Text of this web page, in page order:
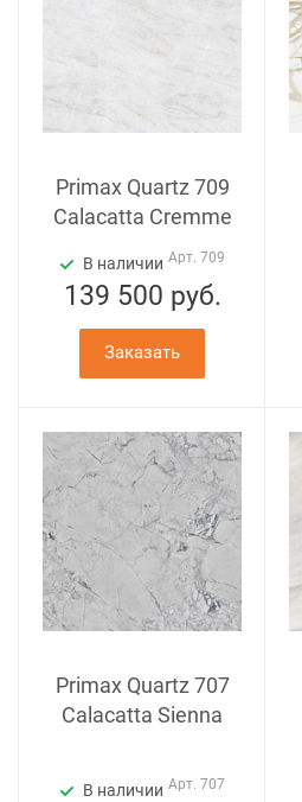
Primax Quartz 709
Calacatta Cremme
В наличии Арт. 709
139 500 руб.
Заказать
Primax Quartz 707
Calacatta Sienna
В наличии Арт. 707